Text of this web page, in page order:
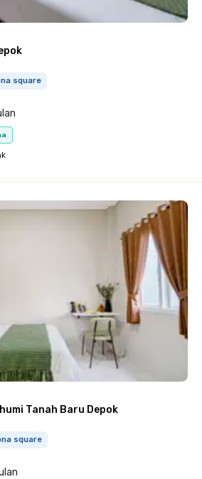
square
Tanah Baru Depok
square